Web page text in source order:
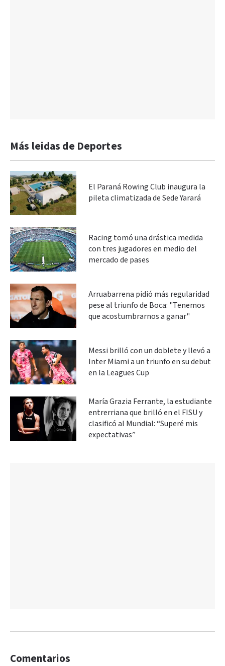
Más leidas de Deportes
El Paraná Rowing Club inaugura la
pileta climatizada de Sede Yarará
Racing tomó una drástica medida
con tres jugadores en medio del
mercado de pases
Arruabarrena pidió más regularidad
pese al triunfo de Boca: "Tenemos
que acostumbrarnos a ganar"
Messi brilló con un doblete y llevó a
Inter Miami a un triunfo en su debut
en la Leagues Cup
María Grazia Ferrante, la estudiante
entrerriana que brilló en el FISU y
clasificó al Mundial: “Superé mis
expectativas”
Comentarios